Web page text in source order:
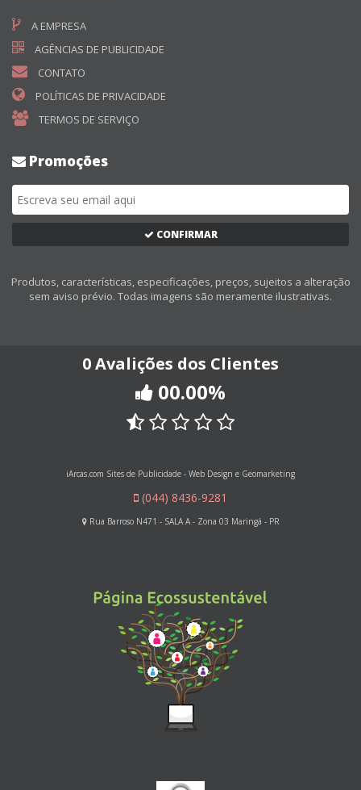
A EMPRESA
AGÊNCIAS DE PUBLICIDADE
CONTATO
POLÍTICAS DE PRIVACIDADE
TERMOS DE SERVIÇO
Promoções
CONFIRMAR
Produtos, características, especificações, preços, sujeitos a alteração
sem aviso prévio. Todas imagens são meramente ilustrativas.
0 Avalições dos Clientes
00.00%
iArcas.com Sites de Publicidade - Web Design e Geomarketing
(044) 8436-9281
Rua Barroso N471 - SALA A - Zona 03 Maringá - PR